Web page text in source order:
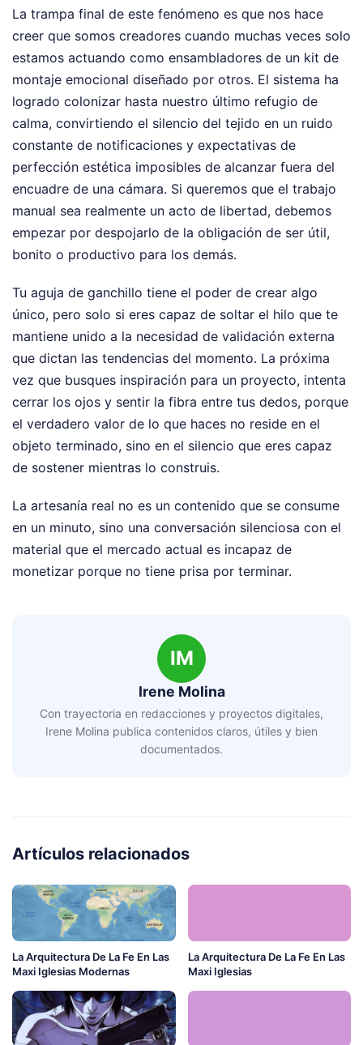
La trampa final de este fenómeno es que nos hace
creer que somos creadores cuando muchas veces solo
estamos actuando como ensambladores de un kit de
montaje emocional diseñado por otros. El sistema ha
logrado colonizar hasta nuestro último refugio de
calma, convirtiendo el silencio del tejido en un ruido
constante de notificaciones y expectativas de
perfección estética imposibles de alcanzar fuera del
encuadre de una cámara. Si queremos que el trabajo
manual sea realmente un acto de libertad, debemos
empezar por despojarlo de la obligación de ser útil,
bonito o productivo para los demás.
Tu aguja de ganchillo tiene el poder de crear algo
único, pero solo si eres capaz de soltar el hilo que te
mantiene unido a la necesidad de validación externa
que dictan las tendencias del momento. La próxima
vez que busques inspiración para un proyecto, intenta
cerrar los ojos y sentir la fibra entre tus dedos, porque
el verdadero valor de lo que haces no reside en el
objeto terminado, sino en el silencio que eres capaz
de sostener mientras lo construis.
La artesanía real no es un contenido que se consume
en un minuto, sino una conversación silenciosa con el
material que el mercado actual es incapaz de
monetizar porque no tiene prisa por terminar.
IM
Irene Molina
Con trayectoria en redacciones y proyectos digitales,
Irene Molina publica contenidos claros, útiles y bien
documentados.
Artículos relacionados
La Arquitectura De La Fe En Las
Maxi Iglesias Modernas
La Arquitectura De La Fe En Las
Maxi Iglesias